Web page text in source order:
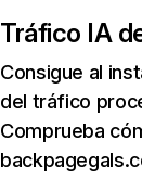
Tráfico IA
Consigue al
del tráfico
Comprueba